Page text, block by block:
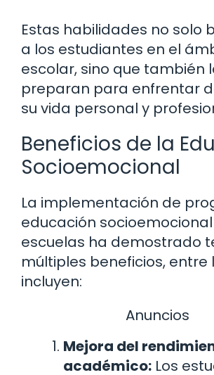
Estas habilidades no solo
a los estudiantes en el
escolar, sino que también
preparan para enfrentar
su vida personal y
Beneficios de la
Socioemocional
La implementación de
educación
escuelas ha demostrado
múltiples beneficios, entre
incluyen:
Anuncios
Mejora del
académico: Los